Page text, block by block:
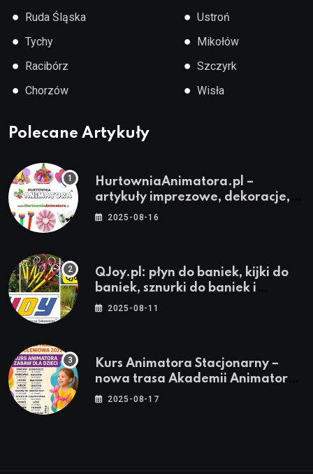
● Ruda Śląska
● Tychy
● Racibórz
● Chorzów
● Ustroń
● Mikołów
● Szczyrk
● Wisła
Polecane Artykuły
HurtowniaAnimatora.pl –
artykuły imprezowe, dekoracje,
stroje i akcesoria dla animatorów
2025-08-16
QJoy.pl: płyn do baniek, kijki do
baniek, sznurki do baniek i
zestawy do baniek
2025-08-11
Kurs Animatora Stacjonarny –
nowa trasa Akademii Animatora
– jesień 2025
2025-08-17